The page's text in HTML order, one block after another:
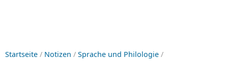
Startseite / Notizen / Sprache und Philologie /